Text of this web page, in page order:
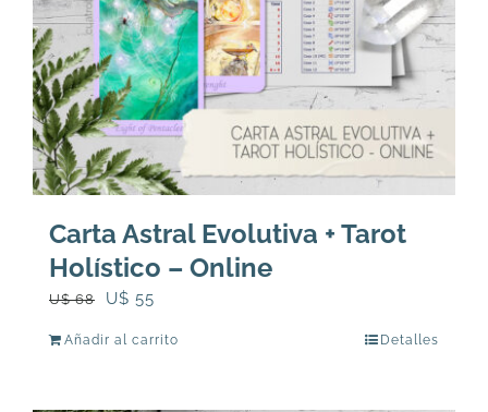
CONTACTO
Carrito
Carta Astral Evolutiva + Tarot
Holístico – Online
U$68
El
U$ 55
Añadir al carrito Detalles